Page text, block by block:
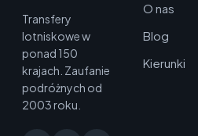
Transfery
lotniskowe w
ponad 150
krajach. Zaufanie
podróżnych od
2003 roku.
O nas
Blog
Kierunki